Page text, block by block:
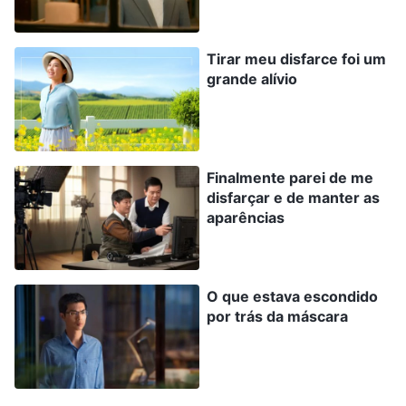
essa tarefa. A líder me perguntou algumas
semanas depois: “Por que você não
compartilhou o testemunho com ele depois de
tanto tempo? Ele quer investigar o caminho
verdadeiro, e ele lidera tantos crentes, e todos
eles anseiam pelo retorno do Senhor. Por que
ainda não lhe deu testemunho da obra de Deus
dos últimos dias?”. Sentindo-me um pouco
culpada, me apressei a me justificar, dizendo:
“Não consegui porque surgiram outras coisas”. A
líder ficou furiosa quando ouviu isso, disse que
eu era irresponsável e indiferente em meu dever,
que era muito lenta e obstruía seriamente o
Tirar meu disfarce foi um
grande alívio
Finalmente parei de me
disfarçar e de manter as
aparências
O que estava escondido
por trás da máscara